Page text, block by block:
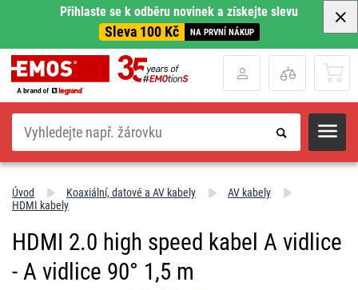
Přihlaste se k odběru novinek a získejte slevu
Sleva 100 Kč NA PRVNÍ NÁKUP
Hledat
Úvod Koaxiální, datové a AV kabely
AV kabely
HDMI kabely
HDMI 2.0 high speed kabel A vidlice
- A vidlice 90° 1,5 m